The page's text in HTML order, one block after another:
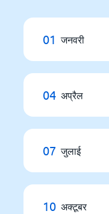
01 जनवरी
04 अप्रैल
07 जुलाई
10 अक्टूबर